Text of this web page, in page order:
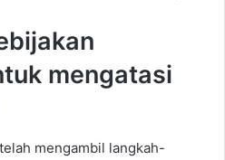
mengatasi
mengambil langkah-